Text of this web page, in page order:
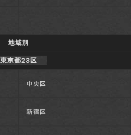
地域別
東京都23区
中央区
新宿区